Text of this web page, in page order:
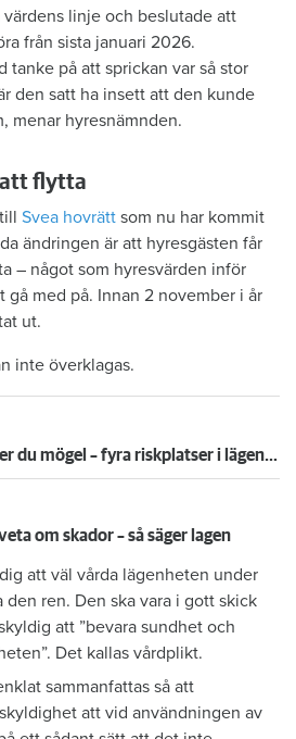
värdens linje och beslutade att
från sista januari 2026.
tanke på att sprickan var så stor
den satt ha insett att den kunde
menar hyresnämnden.
att flytta
Svea hovrätt som nu har kommit
ändringen är att hyresgästen får
– något som hyresvärden inför
med på. Innan 2 november i år
ut.
inte överklagas.
Så undviker du mögel – fyra riskplatser i lägenheten: ”Måste städa bort”
om skador – så säger lagen
att väl vårda lägenheten under
ren. Den ska vara i gott skick
att ”bevara sundhet och
Det kallas vårdplikt.
sammanfattas så att
att vid användningen av